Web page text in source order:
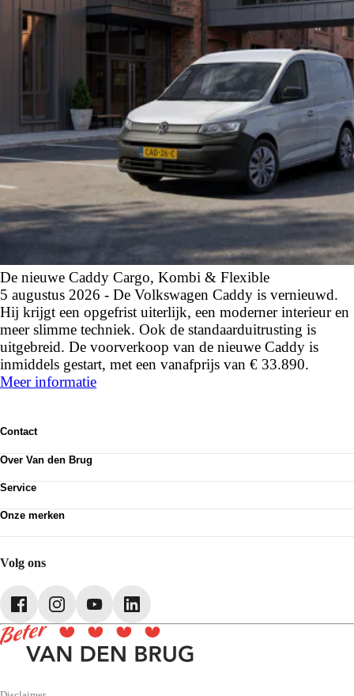
De nieuwe Caddy Cargo, Kombi & Flexible
5 augustus 2026 - De Volkswagen Caddy is vernieuwd.
Hij krijgt een opgefrist uiterlijk, een moderner interieur en
meer slimme techniek. Ook de standaarduitrusting is
uitgebreid. De voorverkoop van de nieuwe Caddy is
inmiddels gestart, met een vanafprijs van € 33.890.
Meer informatie
Contact
Vestigingen
Van den Brug account
Over Van den Brug
Over Van den Brug
Partnerships
Service
Pechhulp
Onze merken
SEAT
Volkswagen Bedrijfswagens
Volg ons